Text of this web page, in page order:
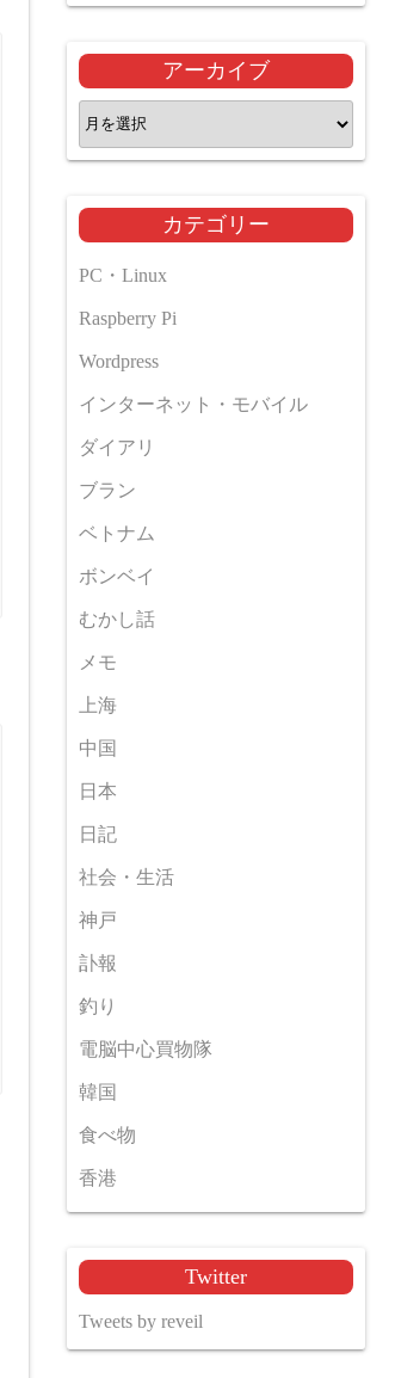
アーカイブ
ア
ー
イ
ブ
カテゴリー
PC・Linux
Raspberry Pi
Wordpress
インターネット・モバイル
ダイアリ
ブラン
ベトナム
ボンベイ
むかし話
メモ
上海
中国
日本
日記
社会・生活
神戸
訃報
釣り
電脳中心買物隊
韓国
食べ物
香港
Twitter
Tweets by reveil